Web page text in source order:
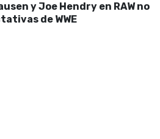
y Joe Hendry en RAW no
de WWE